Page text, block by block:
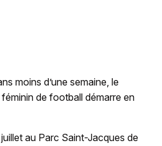
moins d’une semaine, le
de football démarre en
au Parc Saint-Jacques de